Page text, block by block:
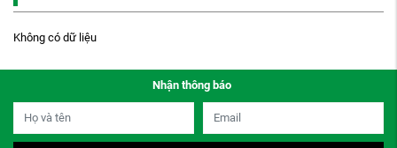
Không có dữ liệu
Nhận thông báo